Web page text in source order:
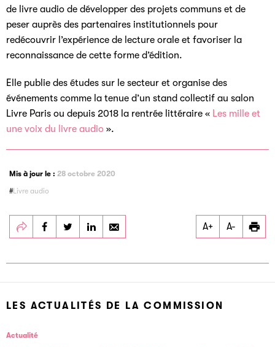
de livre audio de développer des projets communs et de
peser auprès des partenaires institutionnels pour
redécouvrir l’expérience de lecture orale et favoriser la
reconnaissance de cette forme d’édition.
Elle publie des études sur le secteur et organise des
événements comme la tenue d’un stand collectif au salon
Livre Paris ou depuis 2018 la rentrée littéraire « Les mille et
une voix du livre audio ».
Mis à jour le : 28 octobre 2020
Livre audio
Partager
Livre audio
Partager
Livre audio
Partager
Livre audio
A+ A-
LES ACTUALITÉS DE LA COMMISSION
Actualité